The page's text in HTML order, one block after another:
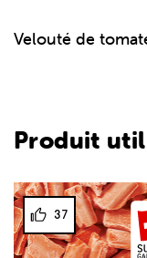
Velouté de
Produit
37